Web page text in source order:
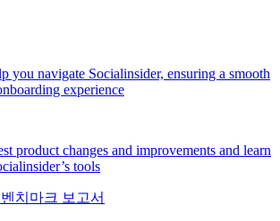
you navigate Socialinsider, ensuring a smooth
experience
product changes and improvements and learn
tools
치마크 보고서